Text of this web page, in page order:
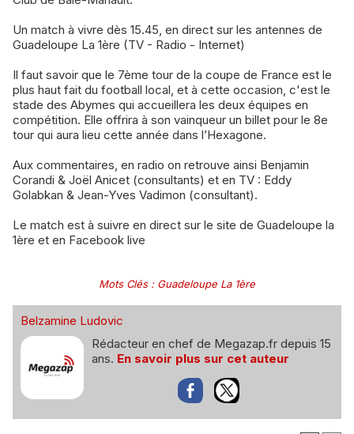
Un match à vivre dès 15.45, en direct sur les antennes de
Guadeloupe La 1ère (TV - Radio - Internet)
Il faut savoir que le 7ème tour de la coupe de France est le
plus haut fait du football local, et à cette occasion, c'est le
stade des Abymes qui accueillera les deux équipes en
compétition. Elle offrira à son vainqueur un billet pour le 8e
tour qui aura lieu cette année dans l’Hexagone.
Aux commentaires, en radio on retrouve ainsi Benjamin
Corandi & Joël Anicet (consultants) et en TV : Eddy
Golabkan & Jean-Yves Vadimon (consultant).
Le match est à suivre en direct sur le site de Guadeloupe la
1ère et en Facebook live
Mots Clés: Guadeloupe La 1ère
Belzamine Ludovic
Rédacteur en chef de Megazap.fr depuis 15
ans. En savoir plus sur cet auteur